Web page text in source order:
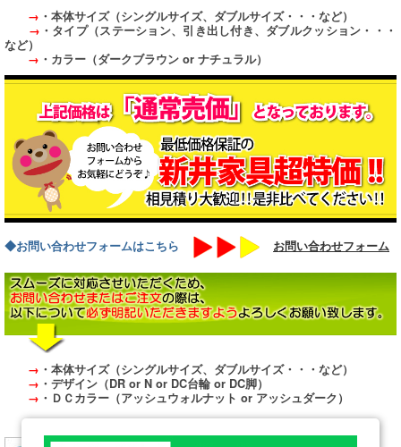
→ ・本体サイズ（シングルサイズ、ダブルサイズ・・・など）
→ ・タイプ（ステーション、引き出し付き、ダブルクッション・・・
など）
→ ・カラー（ダークブラウン or ナチュラル）
◆お問い合わせフォームはこちら お問い合わせフォーム
→ ・本体サイズ（シングルサイズ、ダブルサイズ・・・など）
→ ・デザイン（DR or N or DC台輪 or DC脚）
→ ・ＤＣカラー（アッシュウォルナット or アッシュダーク）